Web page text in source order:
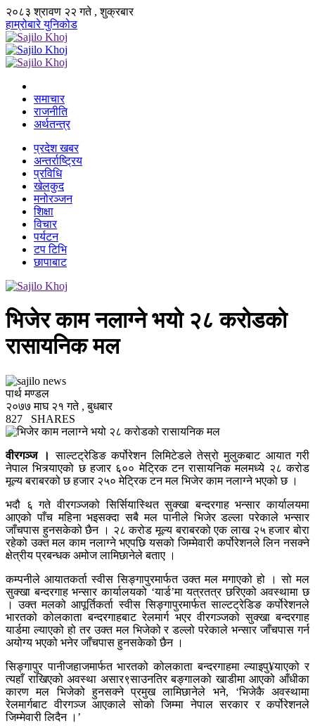
२०८३ श्रावण २२ गते , शुक्रबार
हाम्रोबारेयुनिकोड
समाचार
राजनीति
अर्थतन्त्र
प्रदेश खबर
अन्तर्राष्ट्रिय
प्रविधि
खेलकुद
मनोरञ्जन
शिक्षा
विचार
पर्यटन
टप टिभि
छापाबाट
भिजेर काम नलाग्ने भयो २८ करोडको
रासायनिक मल
पार्थ मण्डल
२०७७ माघ २१ गते , बुधबार
827
SHARES
वीरगञ्ज । साल्टट्रेडिङ कर्पोरेशन लिमिटेडले तेस्रो मुलुकबाट आयात गरी
नेपाल भित्र्याएको छ हजार ६०० मेट्रिक टन रासायनिक मलमध्ये २८ करोड
मूल्य बराबरको छ हजार २५० मेट्रिक टन मल भिजेर काम नलाग्ने भएको छ ।
भदौ ६ गते वीरगञ्जको सिर्सियास्थित सुक्खा बन्दरगाह भन्सार कार्यालयमा
आएको पाँच महिना भइसक्दा सबै मल पानीले भिजेर डल्ला परेकाले भन्सार
जाँचपास हुनसकेको छैन । २८ करोड मूल्य बराबरको एक लाख २५ हजार बोरा
रहेको उक्त मल काम नलाग्ने भएपछि यसको जिम्मेवारी कर्पोरेशनले लिन नसक्ने
क्षेत्रीय प्रबन्धक अमोज लामिछानेले बताए ।
कम्पनीले आयातकर्ता स्वीस सिङ्गापुरमार्फत उक्त मल मगाएको हो । सो मल
सुक्खा बन्दरगाह भन्सार कार्यालयको ‘यार्ड’मा यत्रतत्र छरिएको अवस्थामा छ
। उक्त मलको आपूर्तिकर्ता स्वीस सिङ्गापुरमार्फत साल्टट्रेडिङ कर्पोरेशनले
भारतको कोलकाता बन्दरगाहबाट रेलमार्ग भएर वीरगञ्जको सुक्खा बन्दरगाह
यार्डमा ल्याएको हो तर उक्त मल भिजेको र डल्लो परेकाले भन्सार जाँचपास गर्न
अयोग्य भएको भनेर जाँचपास हुनसकेको छैन ।
सिङ्गापुर पानीजहाजमार्फत भारतको कोलकाता बन्दरगाहमा ल्याइपु¥याएको र
त्यहाँ राखिएको अवस्था असार९साउनतिर बङ्गालको खाडीमा आएको आँधीका
कारण मल भिजेको हुनसक्ने प्रमुख लामिछानेले भने, ‘भिजेकै अवस्थामा
रेलमार्गबाट वीरगञ्ज आएकाले सोको जिम्मा नेपाल सरकार र कर्पोरेशनले
जिम्मेवारी लिदैन ।’